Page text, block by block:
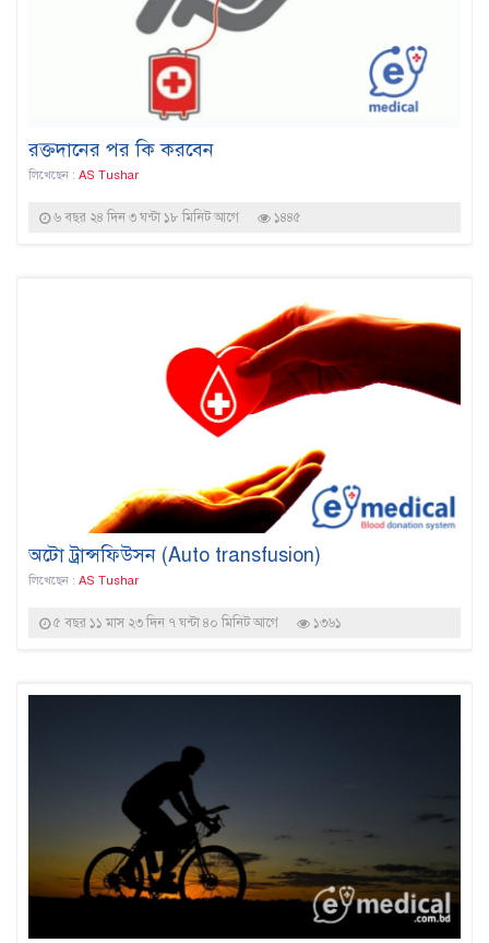
রক্তদানের পর কি করবেন
লিখেছেন : AS Tushar
৬ বছর ২৪ দিন ৩ ঘন্টা ১৮ মিনিট আগে ১৪৪৫
অটো ট্রান্সফিউসন (Auto transfusion)
লিখেছেন : AS Tushar
৫ বছর ১১ মাস ২৩ দিন ৭ ঘন্টা ৪০ মিনিট আগে ১৩৬১